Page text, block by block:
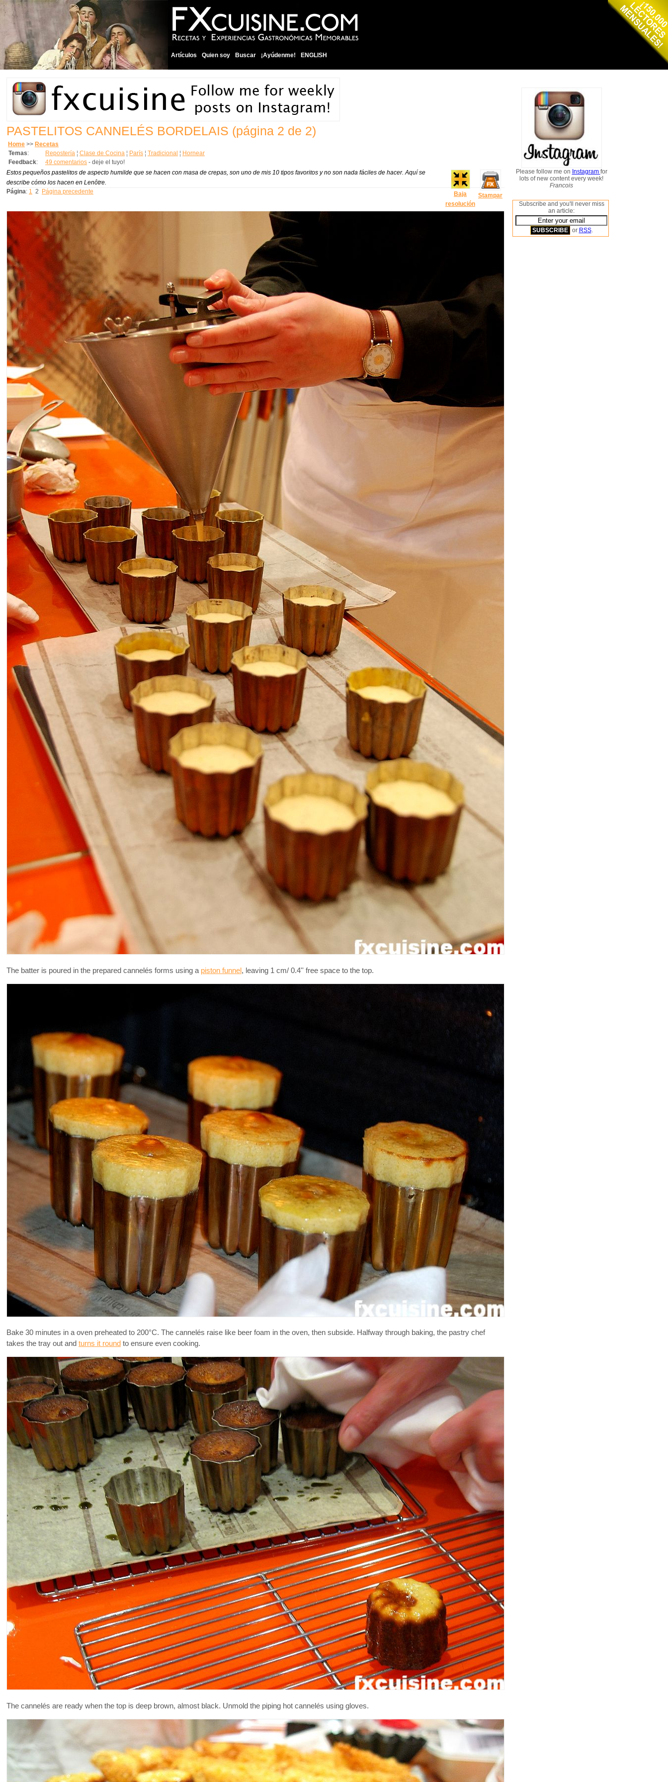
Artículos Quien soy Buscar ¡Ayúdenme! ENGLISH
PASTELITOS CANNELÉS BORDELAIS (página 2 de 2)
Home >> Recetas
Temas: Repostería ¦ Clase de Cocina ¦ París ¦ Tradicional ¦ Hornear
Feedback: 49 comentarios - deje el tuyo!
Baja
resolución
Stampar
Estos pequeños pastelitos de aspecto humilde que se hacen con masa de crepas, son uno de mis 10 tipos favoritos y no son nada fáciles de hacer. Aquí se
describe cómo los hacen en Lenôtre.
Página: 1 2 Página precedente
The batter is poured in the prepared cannelés forms using a piston funnel , leaving 1 cm/ 0.4'' free space to the top.
Bake 30 minutes in a oven preheated to 200°C. The cannelés raise like beer foam in the oven, then subside. Halfway through baking, the pastry chef
takes the tray out and turns it round to ensure even cooking.
The cannelés are ready when the top is deep brown, almost black. Unmold the piping hot cannelés using gloves.
Please follow me on Instagram for
lots of new content every week!
Francois
Subscribe and you'll never miss
an article:
or RSS.